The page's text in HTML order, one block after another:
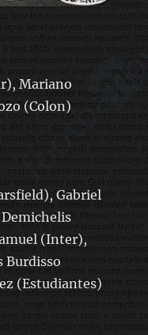
Mariano
(Colon)
Gabriel
(Inter),
Burdisso
(Estudiantes)